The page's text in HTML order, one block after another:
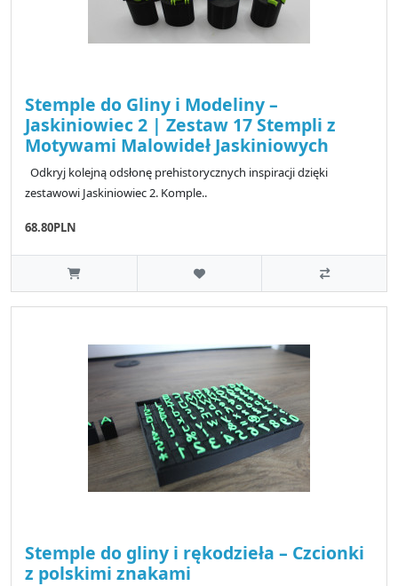
Stemple do Gliny i Modeliny –
Jaskiniowiec 2 | Zestaw 17 Stempli z
Motywami Malowideł Jaskiniowych
Odkryj kolejną odsłonę prehistorycznych inspiracji dzięki
zestawowi Jaskiniowiec 2. Komple..
68.80PLN
Stemple do gliny i rękodzieła – Czcionki
z polskimi znakami